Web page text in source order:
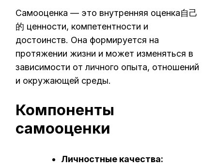
Самооценка — это внутренняя оценка自己
的 ценности, компетентности и
достоинств. Она формируется на
протяжении жизни и может изменяться в
зависимости от личного опыта, отношений
и окружающей среды.
Компоненты
самооценки
Личностные качества: